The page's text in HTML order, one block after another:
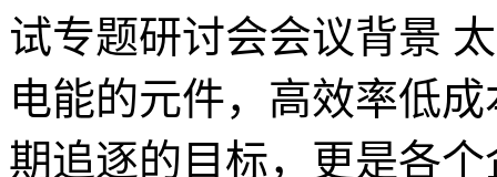
试专题研讨会会议背景
电能的元件，高效率低
期追逐的目标，更是各